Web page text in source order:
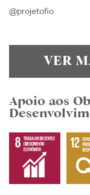
@projetofio
VER
Apoio aos